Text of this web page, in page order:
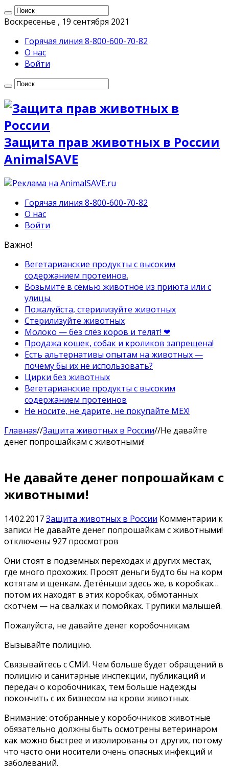
Воскресенье , 19 сентября 2021
Горячая линия 8-800-600-70-82
О нас
Войти
Защита прав животных в России
AnimalSAVE
Горячая линия 8-800-600-70-82
О нас
Войти
Важно!
Вегетарианские продукты с высоким
содержанием протеинов.
Возьмите в семью животное из приюта или с
улицы.
Пожалуйста, стерилизуйте животных
Стерилизуйте животных
Молоко — без слёз коров и телят! ❤
Продажа кошек, собак и кроликов запрещена!
Есть альтернативы опытам на животных —
почему бы их не использовать?
Цирки без животных
Вегетарианские продукты с высоким
содержанием протеинов
Не носите, не дарите, не покупайте МЕХ!
Главная//Защита животных в России//Не давайте
денег попрошайкам с животными!
Не давайте денег попрошайкам с
животными!
14.02.2017Защита животных в России Комментарии к
записи Не давайте денег попрошайкам с животными!
отключены 927 просмотров
Они стоят в подземных переходах и других местах,
где много прохожих. Просят деньги будто бы на корм
котятам и щенкам. Детёныши здесь же, в коробках…
потом их находят в этих коробках, обмотанных
скотчем — на свалках и помойках. Трупики малышей.
Пожалуйста, не давайте денег коробочникам.
Вызывайте полицию.
Связывайтесь с СМИ. Чем больше будет обращений в
полицию и санитарные инспекции, публикаций и
передач о коробочниках, тем больше надежды
покончить с их бизнесом на крови животных.
Внимание: отобранные у коробочников животные
обязательно должны быть осмотрены ветеринаром
как можно быстрее и изолированы от других, потому
что часто они носители очень опасных инфекций и
заболеваний.